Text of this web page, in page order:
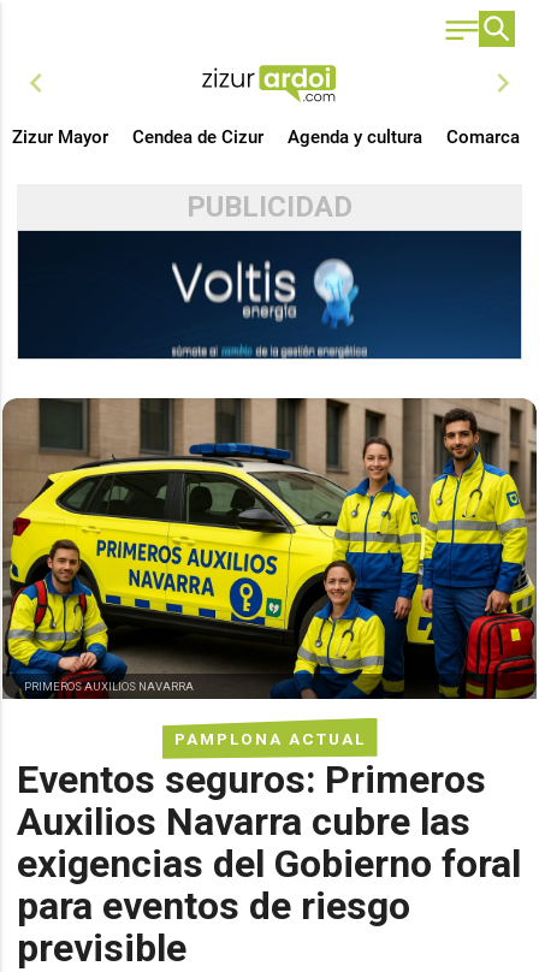
chevron_left chevron_right
Zizur Mayor Cendea de Cizur Agenda y cultura Comarca
PUBLICIDAD
PAMPLONA ACTUAL
Eventos seguros: Primeros
Auxilios Navarra cubre las
exigencias del Gobierno foral
para eventos de riesgo
previsible
PRIMEROS AUXILIOS NAVARRA